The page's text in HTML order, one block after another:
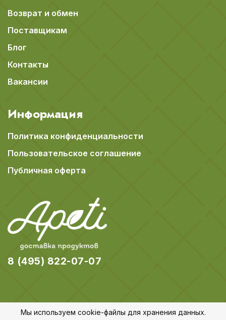
Возврат и обмен
Поставщикам
Блог
Контакты
Вакансии
Информация
Политика конфиденциальности
Пользовательское соглашение
Публичная оферта
8 (495) 822-07-07
Мы используем cookie-файлы для хранения данных.